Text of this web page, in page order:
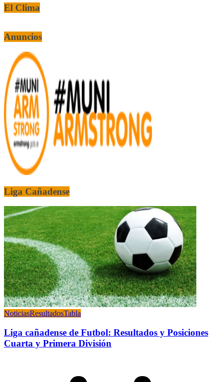
El Clima
Anuncios
Liga Cañadense
NoticiasResultadosTabla
Liga cañadense de Futbol: Resultados y Posiciones
Cuarta y Primera División